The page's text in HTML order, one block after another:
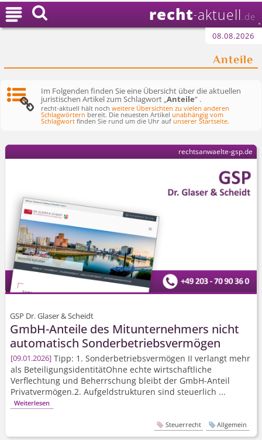
recht-aktuell .de
08.08.2026
Anteile

Im Folgenden finden Sie eine Übersicht über die aktuellen
juristischen Artikel zum Schlagwort „Anteile“ .
recht-aktuell hält nochweitere Übersichten zu vielen anderen
Schlagwörtern bereit. Die neuesten Artikelunabhängig vom
Schlagwort finden Sie rund um die Uhr aufunserer Startseite.
GSP Dr. Glaser & Scheidt
GmbH-Anteile des Mitunternehmers nicht
automatisch Sonderbetriebs­vermögen
09.01.2026 Tipp: 1. Sonderbetriebs­vermögen II verlangt mehr
als Beteiligungsiden­titätOhne echte wirtschaftliche
Verflechtung und Beherrschung bleibt der GmbH-Anteil
Privatvermögen.2. Aufgeldstrukturen sind steuerlich ...
Weiterlesen
rechtsanwaelte-gsp.de
Steuerrecht Allgemein